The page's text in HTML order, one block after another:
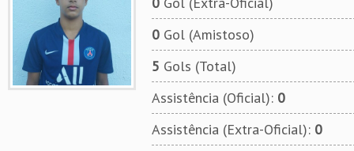
0Gol (Amistoso)
5 Gols (Total)
Assistência (Oficial): 0
Assistência (Extra-Oficial): 0